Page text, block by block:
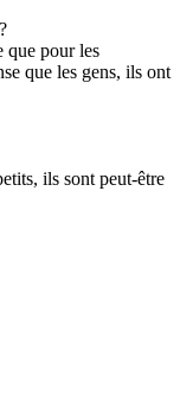
que pour les
que les gens, ils ont
ils sont peut-être